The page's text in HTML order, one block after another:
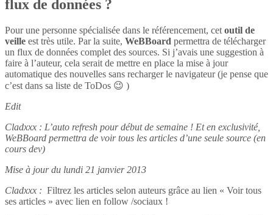
flux de données ?
Pour une personne spécialisée dans le référencement, cet outil de
veille est très utile. Par la suite, WeBBoard permettra de télécharger
un flux de données complet des sources. Si j’avais une suggestion à
faire à l’auteur, cela serait de mettre en place la mise à jour
automatique des nouvelles sans recharger le navigateur (je pense que
c’est dans sa liste de ToDos 😉 )
Edit
Cladxxx : L’auto refresh pour début de semaine ! Et en exclusivité,
WeBBoard permettra de voir tous les articles d’une seule source (en
cours dev)
Mise à jour du lundi 21 janvier 2013
Cladxxx : Filtrez les articles selon auteurs grâce au lien « Voir tous
ses articles » avec lien en follow /sociaux !